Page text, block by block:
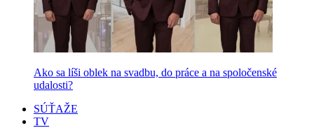
Ako sa líši oblek na svadbu, do práce a na spoločenské
udalosti?
SÚŤAŽE
TV